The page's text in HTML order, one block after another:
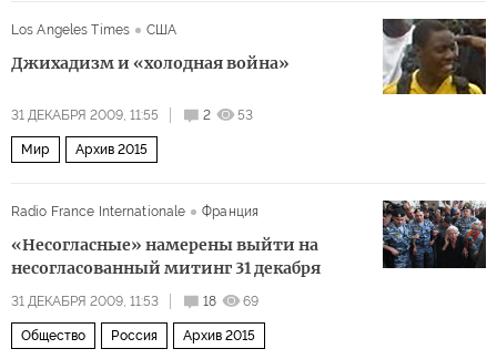
Los Angeles Times США
Джихадизм и «холодная война»
31 ДЕКАБРЯ 2009, 11:55 2 53
Мир Архив 2015
Radio France Internationale Франция
«Несогласные» намерены выйти на
несогласованный митинг 31 декабря
31 ДЕКАБРЯ 2009, 11:53 18 69
Общество Россия Архив 2015